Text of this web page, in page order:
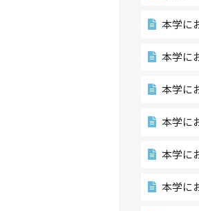
本学に
本学に
本学に
本学に
本学に
本学に